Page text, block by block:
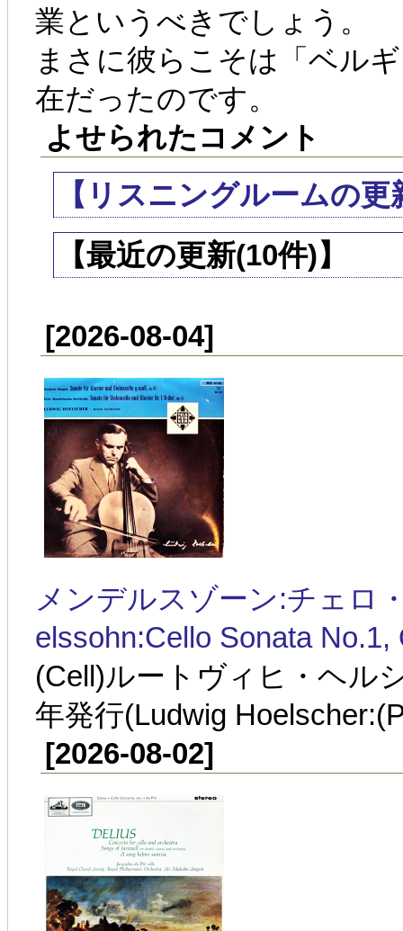
業というべきでしょう。
まさに彼らこそは「ベル
在だったのです。
よせられたコメント
【リスニングルームの更
【最近の更新(10件)】
[2026-08-04]
メンデルスゾーン:チェロ
elssohn:Cello Sonata No.1,
(Cell)ルートヴィヒ・ヘル
年発行(Ludwig
[2026-08-02]